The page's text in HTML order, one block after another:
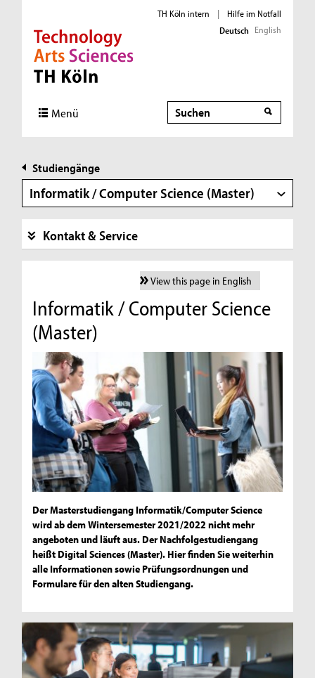
Direkt zur Hauptnavigation
Direkt zur Subnavigation
Direkt zum Inhalt
Direkt zum Fußbereich
TH Köln intern |
Hilfe im Notfall
Deutsch English
Menü Suche
Studiengänge
Informatik / Computer Science (Master)
Kontakt & Service
View this page in English
Informatik / Computer Science
(Master)
Der Masterstudiengang Informatik/Computer Science
wird ab dem Wintersemester 2021/2022 nicht mehr
angeboten und läuft aus. Der Nachfolgestudiengang
heißt Digital Sciences (Master). Hier finden Sie weiterhin
alle Informationen sowie Prüfungsordnungen und
Formulare für den alten Studiengang.